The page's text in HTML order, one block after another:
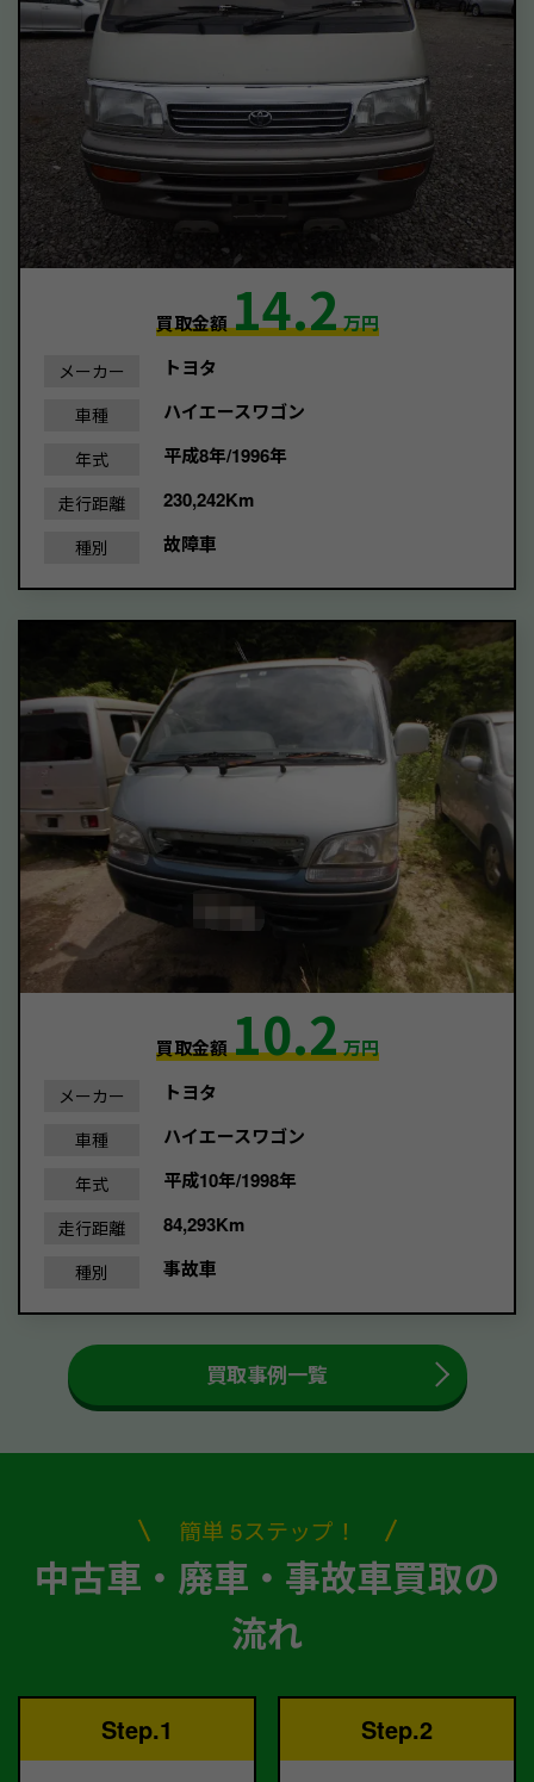
買取金額14.2万円
メーカー トヨタ
車種 ハイエースワゴン
年式 平成8年/1996年
走行距離 230,242Km
種別 故障車
買取金額10.2万円
メーカー トヨタ
車種 ハイエースワゴン
年式 平成10年/1998年
走行距離 84,293Km
種別 事故車
買取事例一覧
簡単 5ステップ！
中古車・廃車・事故車買取の
流れ
Step.1 Step.2